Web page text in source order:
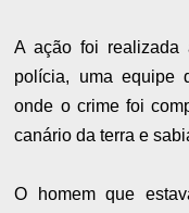
A ação foi realizada
polícia, uma equipe
onde o crime foi
canário da terra e
O homem que